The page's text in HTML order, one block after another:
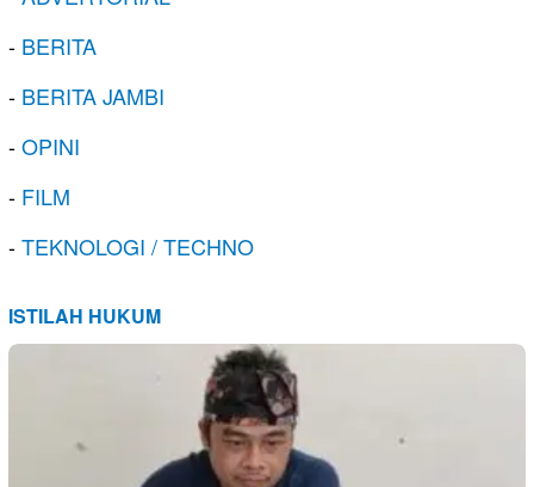
- BERITA
- BERITA JAMBI
-OPINI
- FILM
-TEKNOLOGI / TECHNO
ISTILAH HUKUM